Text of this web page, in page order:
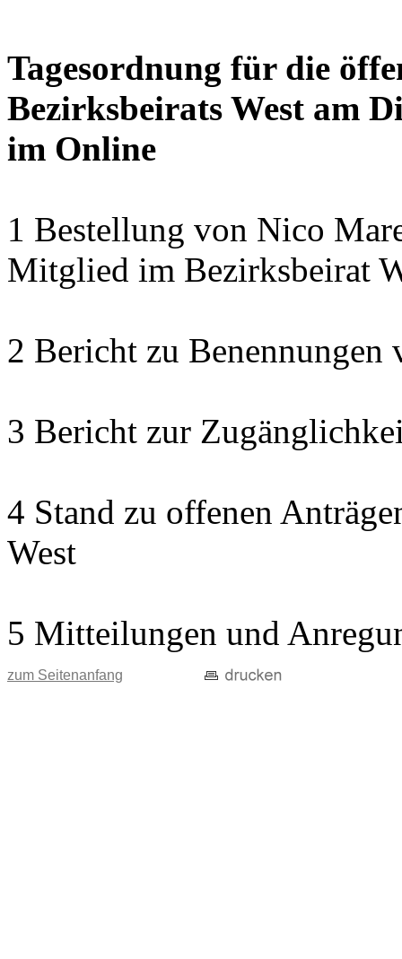
Tagesordnung für die
Bezirksbeirats West am
im Online
1 Bestellung von Nico
Mitglied im Bezirksbeirat
2 Bericht zu Benennungen
3 Bericht zur
4 Stand zu offenen
West
5 Mitteilungen und
zum Seitenanfang